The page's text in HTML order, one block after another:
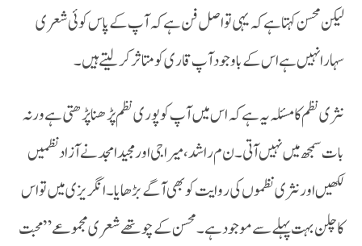
لیکن محسن کہتا ہے کہ یہی تو اصل فن ہے کہ آپ کے پاس کوئی شعری
سہارا نہیں ہے اس کے باوجود آپ قاری کو متاثر کر لیتے ہیں۔
نثری نظم کا مسئلہ یہ ہے کہ اس میں آپ کو پوری نظم پڑھنا پڑھتی ہے ورنہ
بات سمجھ میں نہیں آتی۔ن م راشد، میرا جی اور مجید امجد نے آزاد نظمیں
لکھیں اور نثری نظموں کی روایت کو بھی آگے بڑھایا ۔ انگریزی میں تو اس
کا چلن بہت پہلے سےموجود ہے ۔ محسن کے چوتھے شعری مجموعے ” محبت